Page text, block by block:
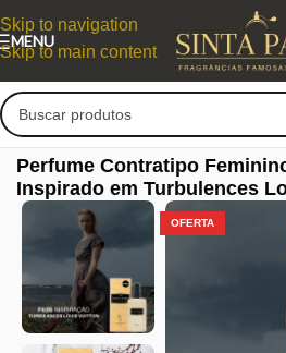
Skip to navigation
Skip to main content
MENU
Perfume Contratipo
Inspirado em Turbulences
OFERTA